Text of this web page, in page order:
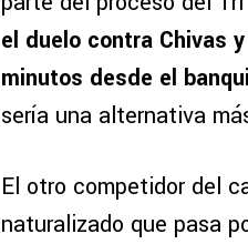
el duelo contra Chivas
minutos desde el
sería una alternativa
El otro competidor del
naturalizado que pasa